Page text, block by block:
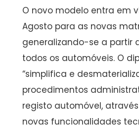
O novo modelo entra em
Agosto para as novas
generalizando-se a partir
todos os automóveis. O
“simplifica e
procedimentos
registo automóvel,
novas funcionalidades